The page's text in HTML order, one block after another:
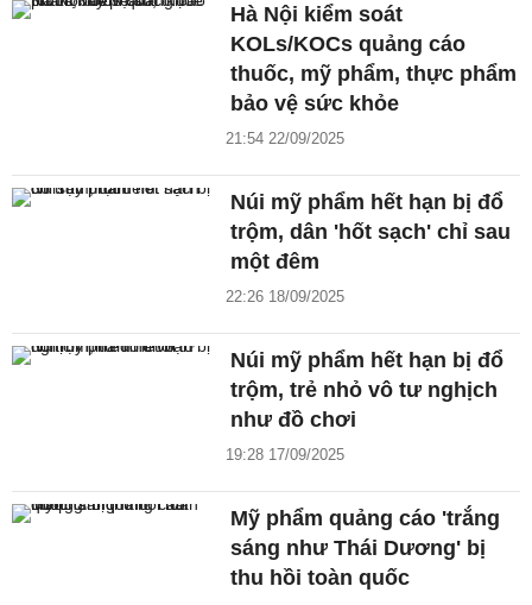
Hà Nội kiểm soát
KOLs/KOCs quảng cáo
thuốc, mỹ phẩm, thực phẩm
bảo vệ sức khỏe
21:54 22/09/2025
Núi mỹ phẩm hết hạn bị đổ
trộm, dân 'hốt sạch' chỉ sau
một đêm
22:26 18/09/2025
Núi mỹ phẩm hết hạn bị đổ
trộm, trẻ nhỏ vô tư nghịch
như đồ chơi
19:28 17/09/2025
Mỹ phẩm quảng cáo 'trắng
sáng như Thái Dương' bị
thu hồi toàn quốc